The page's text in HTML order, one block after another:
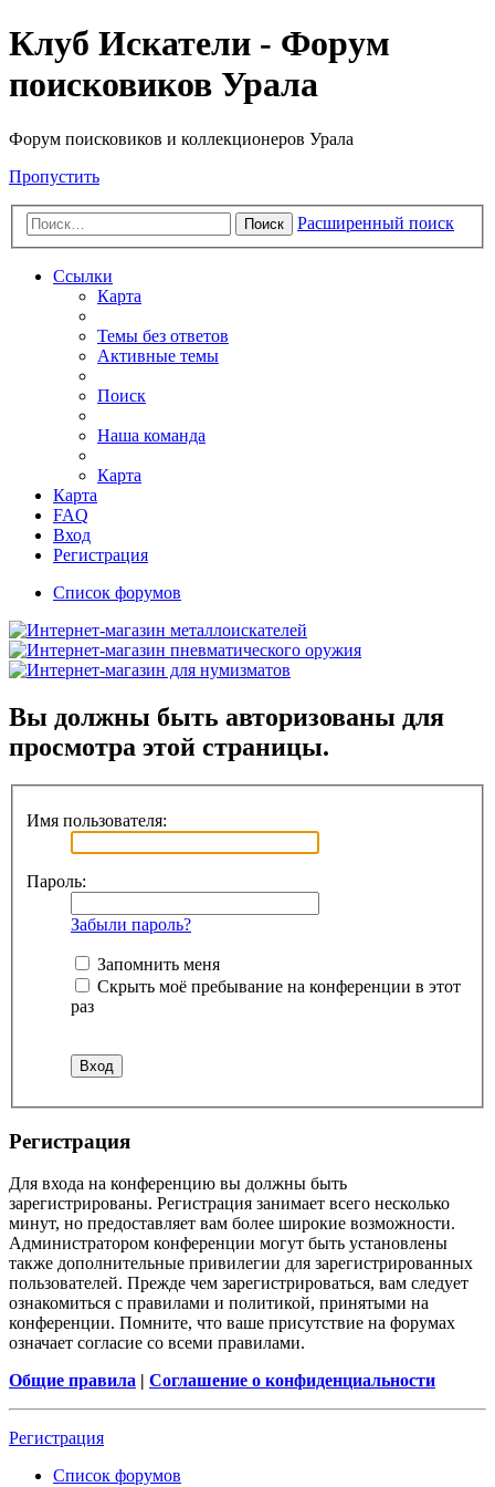
Клуб Искатели - Форум
поисковиков Урала
Форум поисковиков и коллекционеров Урала
Пропустить
Поиск Расширенный поиск
Ссылки
Карта
Темы без ответов
Активные темы
Поиск
Наша команда
Карта
Карта
FAQ
Вход
Регистрация
Список форумов
Вы должны быть авторизованы для
просмотра этой страницы.
Имя пользователя:
Пароль:
Забыли пароль?
Запомнить меня
Скрыть моё пребывание на конференции в этот
раз
Регистрация
Для входа на конференцию вы должны быть
зарегистрированы. Регистрация занимает всего несколько
минут, но предоставляет вам более широкие возможности.
Администратором конференции могут быть установлены
также дополнительные привилегии для зарегистрированных
пользователей. Прежде чем зарегистрироваться, вам следует
ознакомиться с правилами и политикой, принятыми на
конференции. Помните, что ваше присутствие на форумах
означает согласие со всеми правилами.
Общие правила | Соглашение о конфиденциальности
Регистрация
Список форумов